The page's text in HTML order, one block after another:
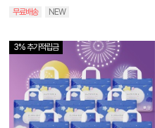
무료배송 NEW
3% 추가적립금